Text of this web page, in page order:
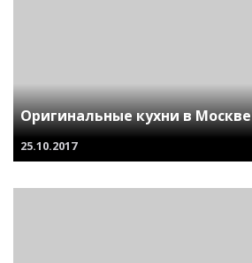
Оригинальные кухни в Москве
25.10.2017